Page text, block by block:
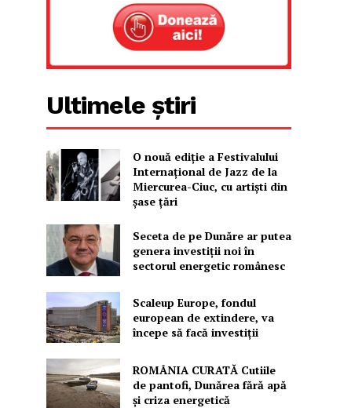
Ultimele știri
O nouă ediţie a Festivalului
Internaţional de Jazz de la
Miercurea-Ciuc, cu artişti din
şase ţări
Seceta de pe Dunăre ar putea
genera investiții noi în
sectorul energetic românesc
Scaleup Europe, fondul
european de extindere, va
începe să facă investiții
ROMÂNIA CURATĂ Cutiile
de pantofi, Dunărea fără apă
și criza energetică